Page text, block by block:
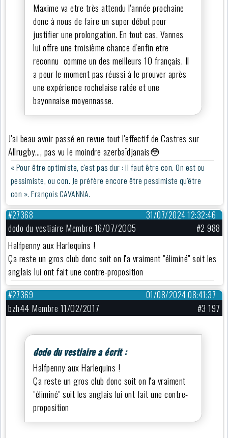
Maxime va etre très attendu l'année prochaine
donc à nous de faire un super début pour
justifier une prolongation. En tout cas, Vannes
lui offre une troisième chance d'enfin etre
reconnu comme un des meilleurs 10 français. Il
a pour le moment pas réussi à le prouver après
une expérience rochelaise ratée et une
bayonnaise moyennasse.
J'ai beau avoir passé en revue tout l'effectif de Castres sur
Allrugby…, pas vu le moindre azerbaïdjanais😳
« Pour être optimiste, c'est pas dur : il faut être con. On est ou
pessimiste, ou con. Je préfère encore être pessimiste qu'être
con ». François CAVANNA.
31/07/2024 12:32:46
#27368
dodo du vestiaire Membre 16/07/2005
#2 988
Halfpenny aux Harlequins !
Ça reste un gros club donc soit on l'a vraiment "éliminé" soit les
anglais lui ont fait une contre-proposition
01/08/2024 08:41:37
#27369
bzh44 Membre 11/02/2017 #3 197
dodo du vestiaire a écrit :
Halfpenny aux Harlequins !
Ça reste un gros club donc soit on l'a vraiment
"éliminé" soit les anglais lui ont fait une contre-
proposition